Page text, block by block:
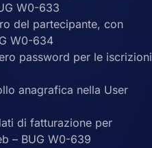
W0-633
del partecipante, con
W0-634
password per le iscrizioni
anagrafica nella User
di fatturazione per
– BUG W0-639